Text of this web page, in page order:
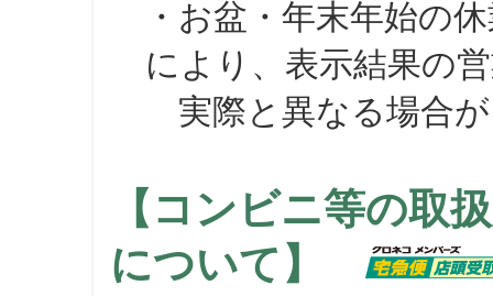
・お盆・年末年始の
により、表示結果の
実際と異なる場合が
【コンビニ等の取
について】